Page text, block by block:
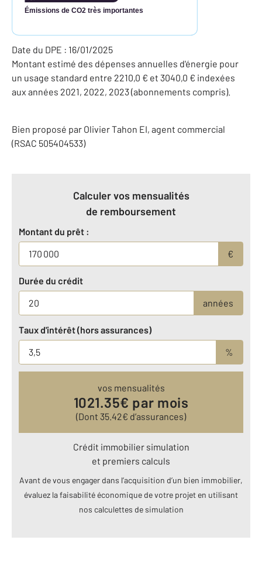
Émissions de CO2 très importantes
Date du DPE : 16/01/2025
Montant estimé des dépenses annuelles d'énergie pour
un usage standard entre 2210,0 € et 3040,0 € indexées
aux années 2021, 2022, 2023 (abonnements compris).
Bien proposé par OlivierTahon EI, agent commercial
(RSAC 505404533)
Calculer vos mensualités
de remboursement
Montant du prêt :
€
Durée du crédit
années
Taux d'intérêt (hors assurances)
%
vos mensualités
1021.35€ par mois
(Dont 35.42€ d’assurances)
Crédit immobilier simulation
et premiers calculs
Avant de vous engager dans l’acquisition d’un bien immobilier,
évaluez la faisabilité économique de votre projet en utilisant
nos calculettes de simulation